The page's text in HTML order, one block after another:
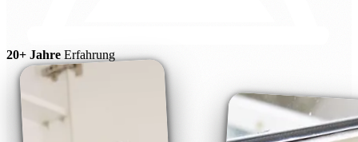
20+ Jahre Erfahrung